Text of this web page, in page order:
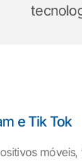
e Tik Tok